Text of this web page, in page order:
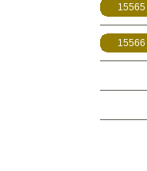
15565
15566